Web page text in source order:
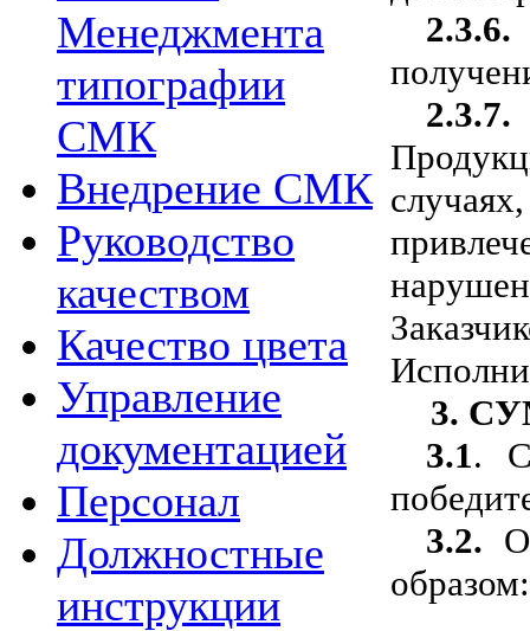
Менеджмента
типографии
СМК
Внедрение СМК
Руководство
качеством
Качество цвета
Управление
документацией
Персонал
Должностные
инструкции
2.3.6.
2.3.7.
3.
3.1.
3.2.
образом: